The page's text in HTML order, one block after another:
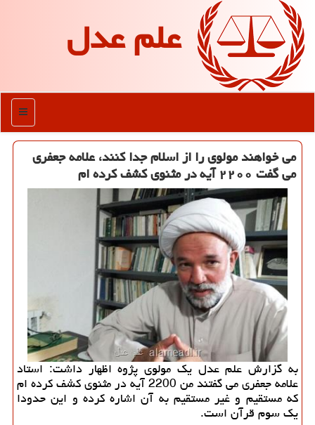
علم عدل
منو
می خواهند مولوی را از اسلام جدا كنند، علامه جعفری
می گفت ۲۲۰۰ آیه در مثنوی كشف كرده ام
به گزارش علم عدل یك مولوی پژوه اظهار داشت: استاد
علامه جعفری می گفتند من 2200 آیه در مثنوی كشف كرده ام
كه مستقیم و غیر مستقیم به آن اشاره كرده و این حدودا
یك سوم قرآن است.